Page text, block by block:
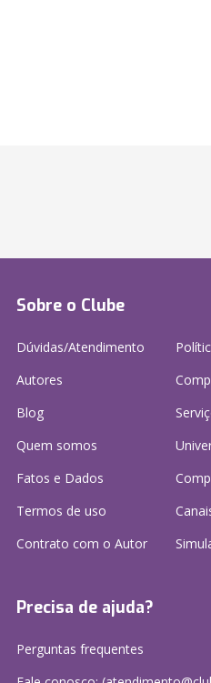
Sobre o Clube
Dúvidas/Atendimento
Autores
Blog
Quem somos
Fatos e Dados
Termos de uso
Contrato com o Autor
Precisa de ajuda?
Perguntas frequentes